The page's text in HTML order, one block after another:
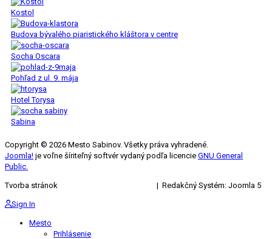
Kostol
Budova bývalého piaristického kláštora v centre
Socha Oscara
Pohľad z ul. 9. mája
Hotel Torysa
Sabina
Copyright © 2026 Mesto Sabinov. Všetky práva vyhradené.
Joomla! je voľne šíriteľný softvér vydaný podľa licencie GNU General
Public.
Tvorba stránok | Redakčný Systém: Joomla 5
Sign In
Mesto
Prihlásenie